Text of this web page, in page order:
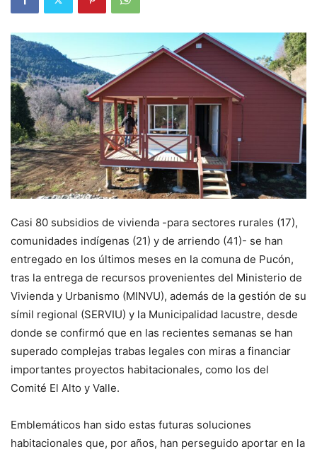
Casi 80 subsidios de vivienda -para sectores rurales (17),
comunidades indígenas (21) y de arriendo (41)- se han
entregado en los últimos meses en la comuna de Pucón,
tras la entrega de recursos provenientes del Ministerio de
Vivienda y Urbanismo (MINVU), además de la gestión de su
símil regional (SERVIU) y la Municipalidad lacustre, desde
donde se confirmó que en las recientes semanas se han
superado complejas trabas legales con miras a financiar
importantes proyectos habitacionales, como los del
Comité El Alto y Valle.
Emblemáticos han sido estas futuras soluciones
habitacionales que, por años, han perseguido aportar en la